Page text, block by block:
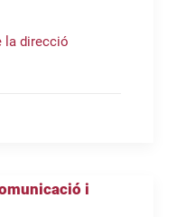
la direcció
i